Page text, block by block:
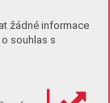
žádné informace
souhlas s